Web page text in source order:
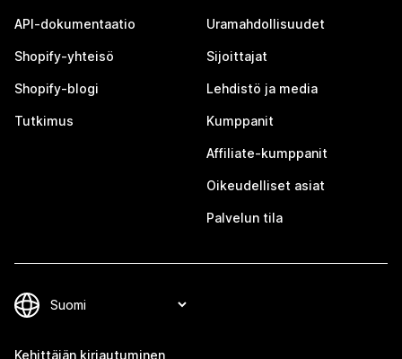
API-dokumentaatio
Shopify-yhteisö
Shopify-blogi
Tutkimus
Uramahdollisuudet
Sijoittajat
Lehdistö ja media
Kumppanit
Affiliate-kumppanit
Oikeudelliset asiat
Palvelun tila
Kehittäjän kirjautuminen